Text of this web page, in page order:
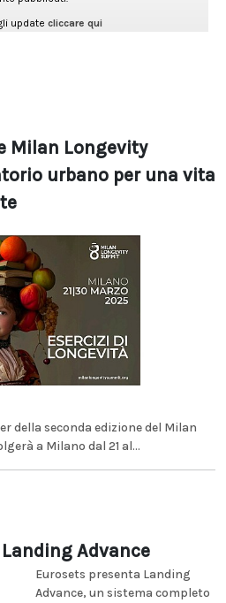
Milan Longevity
urbano per una vita
della seconda edizione del Milan
a Milano dal 21 al...
Advance
Eurosets presenta Landing
Advance, un sistema completo